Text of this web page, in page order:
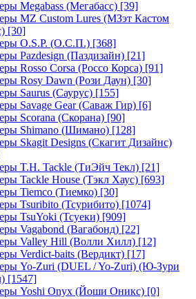
Megabass (Мегабасс) [39]
MZ Custom Lures (МЗэт Кастом
[30]
O.S.P. (О.С.П.) [368]
Pazdesign (Паздизайн) [21]
Rosso Corsa (Россо Корса) [91]
Rosy Dawn (Рози Даун) [30]
Saurus (Саурус) [155]
Savage Gear (Саваж Гир) [6]
Scorana (Скорана) [90]
Shimano (Шимано) [128]
Skagit Designs (Скагит Дизайнс)
T.H. Tackle (ТиЭйч Текл) [21]
Tackle House (Тэкл Хаус) [693]
Tiemco (Тиемко) [30]
Tsuribito (Тсурибито) [1074]
TsuYoki (Тсуеки) [909]
Vagabond (Вагабонд) [22]
Valley Hill (Волли Хилл) [12]
Verdict-baits (Вердикт) [17]
Yo-Zuri (DUEL / Yo-Zuri) (Ю-Зури
[1547]
Yoshi Onyx (Йоши Оникс) [0]